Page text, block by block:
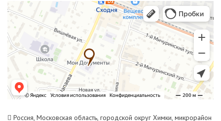
Россия, Московская область, городской округ Химки, микрорайон